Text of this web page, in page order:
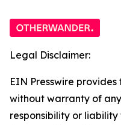
Legal Disclaimer:
EIN Presswire provides
without warranty of
responsibility or